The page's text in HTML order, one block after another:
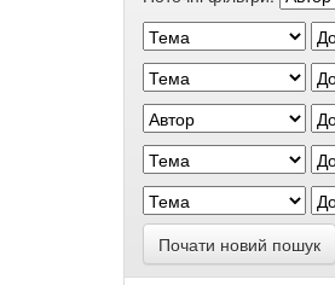
Почати новий пошук